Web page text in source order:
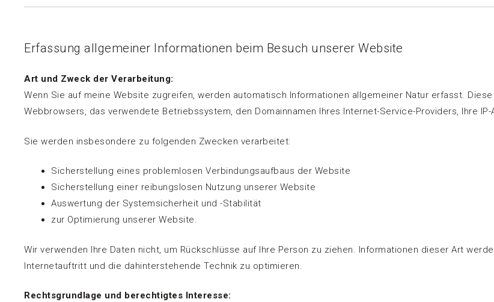
Erfassung allgemeiner Informationen beim Besuch unserer Website
Art und Zweck der Verarbeitung:
Wenn Sie auf meine Website zugreifen, werden automatisch Informationen allgemeiner Natur erfasst.
Webbrowsers, das verwendete Betriebssystem, den Domainnamen Ihres Internet-Service-Providers, Ihre
Sie werden insbesondere zu folgenden Zwecken verarbeitet:
Sicherstellung eines problemlosen Verbindungsaufbaus der Website
Sicherstellung einer reibungslosen Nutzung unserer Website
Auswertung der Systemsicherheit und -Stabilität
zur Optimierung unserer Website.
Wir verwenden Ihre Daten nicht, um Rückschlüsse auf Ihre Person zu ziehen. Informationen dieser Art
Internetauftritt und die dahinterstehende Technik zu optimieren.
Rechtsgrundlage und berechtigtes Interesse: